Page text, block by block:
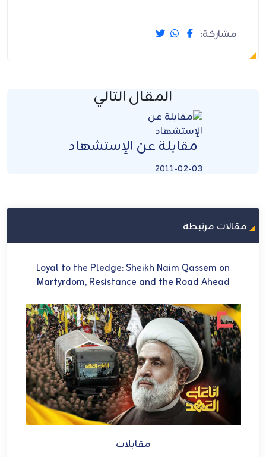
مشاركة:
المقال التالي
مقابلة عن الإستشهاد
2011-02-03
مقالات مرتبطة
Loyal to the Pledge: Sheikh Naim Qassem on
Martyrdom, Resistance and the Road Ahead
مقابلات